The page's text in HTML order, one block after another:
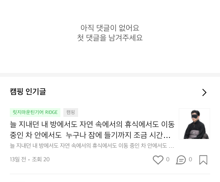
아직 댓글이 없어요
첫 댓글을 남겨주세요
캠핑 인기글
릿지마운틴기어 RIDGE 캠핑
늘 지내던 내 방에서도 자연 속에서의 휴식에서도 이동
중인 차 안에서도  누구나 잠에 들기까지 조금 시간이
걸리는 순간이 있습니다.  그럴 때는 차분하게 눈을 가
려보세요. 마치 암막 커튼을 조용히 내리듯이.  Polarte
c® Wind Pro™의 온기가 눈가를 포근히 감싸줍니다.
늘 지내던 내 방에서도 자연 속에서의 휴식에서도 이동 중인 차 안에서도  누
구나 잠에 들기까지 조금 시간이 걸리는 순간이 있습니다.  그럴 때는 차분하
게 눈을 가려보세요. 마치 암막 커튼을 조용히 내리듯이.  Polartec® Wind
내
던
방
13일 전 조회 20 0 0